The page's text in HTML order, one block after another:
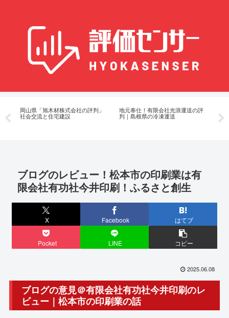
岡山県「旭木材株式会社の評判」
社会交流と住宅建設
地元奉仕！有限会社光浪運送の評
判｜島根県の冷凍運送 ｜
ブログのレビュー！松本市の印刷業は有
限会社有功社今井印刷！ふるさと創生
X Facebook はてブ
Pocket LINE コピー
2025.06.08
ブログの意見＠有限会社有功社今井印刷のレ
ビュー｜松本市の印刷業の話